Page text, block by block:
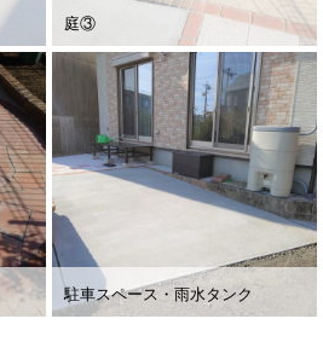
庭③
駐車スペース・雨水タンク